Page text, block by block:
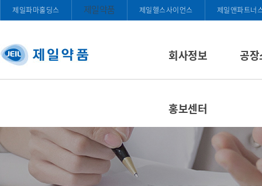
제일파마홀딩스 제일약품 제일헬스사이언스 제일앤파트너
회사정보 공
홍보센터